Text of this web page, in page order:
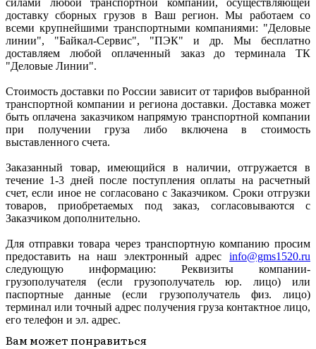
доставку сборных грузов в Ваш регион. Мы работаем со
всеми крупнейшими транспортными компаниями: "Деловые
линии", "Байкал-Сервис", "ПЭК" и др. Мы бесплатно
доставляем любой оплаченный заказ до терминала ТК
"Деловые Линии".
Стоимость доставки по России зависит от тарифов выбранной
транспортной компании и региона доставки. Доставка может
быть оплачена заказчиком напрямую транспортной компании
при получении груза либо включена в стоимость
выставленного счета.
Заказанный товар, имеющийся в наличии, отгружается в
течение 1-3 дней после поступления оплаты на расчетный
счет, если иное не согласовано с Заказчиком. Сроки отгрузки
товаров, приобретаемых под заказ, согласовываются с
Заказчиком дополнительно.
Для отправки товара через транспортную компанию просим
предоставить на наш электронный адрес info@gms1520.ru
следующую информацию: Реквизиты компании-
грузополучателя (если грузополучатель юр. лицо) или
паспортные данные (если грузополучатель физ. лицо)
терминал или точный адрес получения груза контактное лицо,
его телефон и эл. адрес.
Вам может понравиться